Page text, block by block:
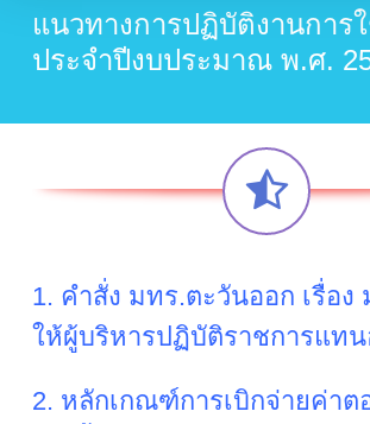
แนวทางการปฏิบัติงานการ
ประจำปีงบประมาณ พ.ศ.
1. คำสั่ง มทร.ตะวันออก เรื่อง
ให้ผู้บริหารปฏิบัติราชการแท
2. หลักเกณฑ์การเบิกจ่ายค่า